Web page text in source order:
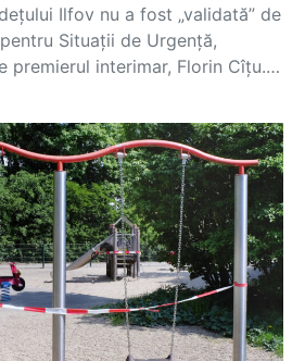
Ilfov nu a fost „validată” de
Situații de Urgență,
premierul interimar, Florin Cîțu.…